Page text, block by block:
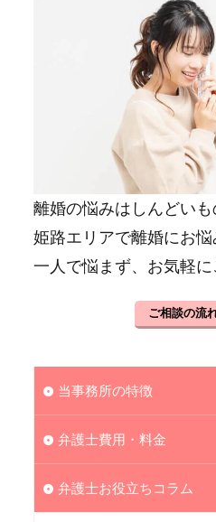
離婚の悩みはしんどいも
姫路エリアで離婚にお悩
一人で悩まず、お気軽に
ご相談の流
当事務所の特徴
弁護士費用・料金
弁護士お役立ちコラム